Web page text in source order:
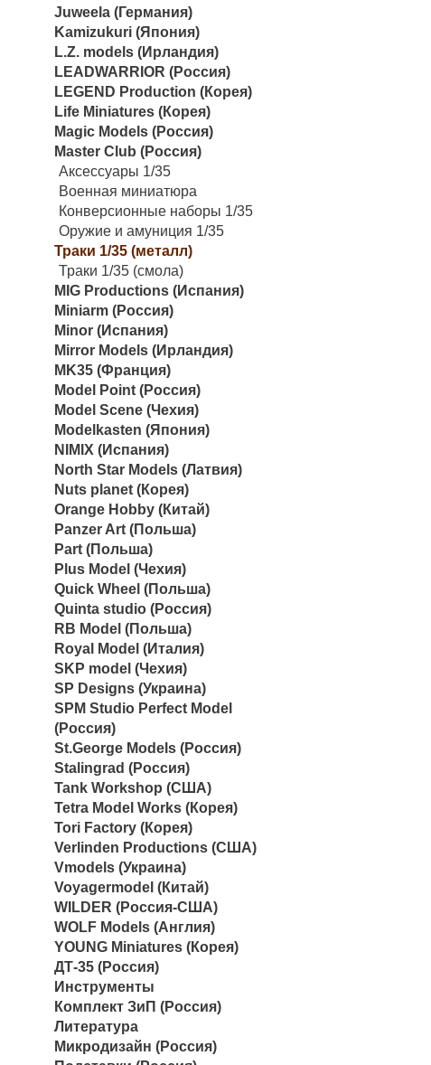
Juweela (Германия)
Kamizukuri (Япония)
L.Z. models (Ирландия)
LEADWARRIOR (Россия)
LEGEND Production (Корея)
Life Miniatures (Корея)
Magic Models (Россия)
Master Club (Россия)
Аксессуары 1/35
Военная миниатюра
Конверсионные наборы 1/35
Оружие и амуниция 1/35
Траки 1/35 (металл)
Траки 1/35 (смола)
MIG Productions (Испания)
Miniarm (Россия)
Minor (Испания)
Mirror Models (Ирландия)
MK35 (Франция)
Model Point (Россия)
Model Scene (Чехия)
Modelkasten (Япония)
NIMIX (Испания)
North Star Models (Латвия)
Nuts planet (Корея)
Orange Hobby (Китай)
Panzer Art (Польша)
Part (Польша)
Plus Model (Чехия)
Quick Wheel (Польша)
Quinta studio (Россия)
RB Model (Польша)
Royal Model (Италия)
SKP model (Чехия)
SP Designs (Украина)
SPM Studio Perfect Model
(Россия)
St.George Models (Россия)
Stalingrad (Россия)
Tank Workshop (США)
Tetra Model Works (Корея)
Tori Factory (Корея)
Verlinden Productions (США)
Vmodels (Украина)
Voyagermodel (Китай)
WILDER (Россия-США)
WOLF Models (Англия)
YOUNG Miniatures (Корея)
ДТ-35 (Россия)
Инструменты
Комплект ЗиП (Россия)
Литература
Микродизайн (Россия)